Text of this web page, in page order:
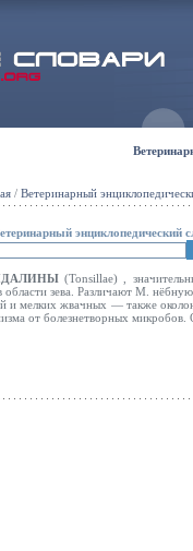
/ Ветеринарный
энциклопедический
(Tonsillae) ,
области зева. Различают М. нёбную
и мелких жвачных — также
от болезнетворных